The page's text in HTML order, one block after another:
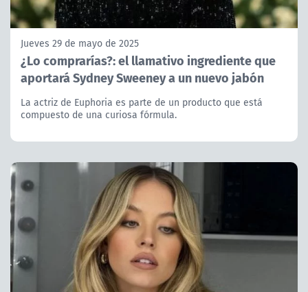
Jueves 29 de mayo de 2025
¿Lo comprarías?: el llamativo ingrediente que
aportará Sydney Sweeney a un nuevo jabón
La actriz de Euphoria es parte de un producto que está
compuesto de una curiosa fórmula.